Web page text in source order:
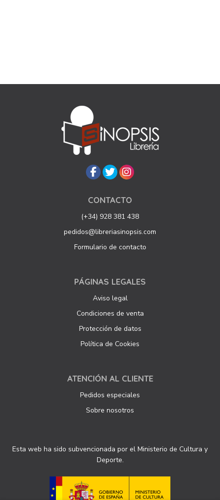
CONTACTO
(+34) 928 381 438
pedidos@libreriasinopsis.com
Formulario de contacto
PÁGINAS LEGALES
Aviso legal
Condiciones de venta
Protección de datos
Política de Cookies
ATENCIÓN AL CLIENTE
Pedidos especiales
Sobre nosotros
Esta web ha sido subvencionada por el Ministerio de Cultura y
Deporte.